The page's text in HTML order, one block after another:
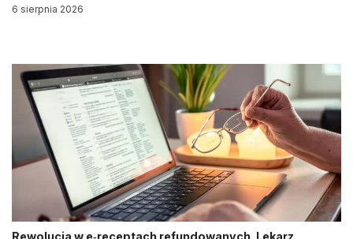
6 sierpnia 2026